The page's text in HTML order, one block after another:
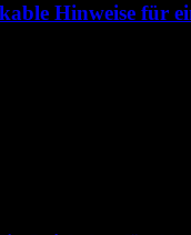
Hinweise für